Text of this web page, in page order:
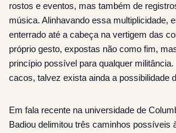
rostos e eventos, mas também de
música. Alinhavando essa multiplicidade,
enterrado até a cabeça na vertigem das
próprio gesto, expostas não como fim,
princípio possível para qualquer
cacos, talvez exista ainda a possibilidade
Em fala recente na universidade de
Badiou delimitou três caminhos possíveis